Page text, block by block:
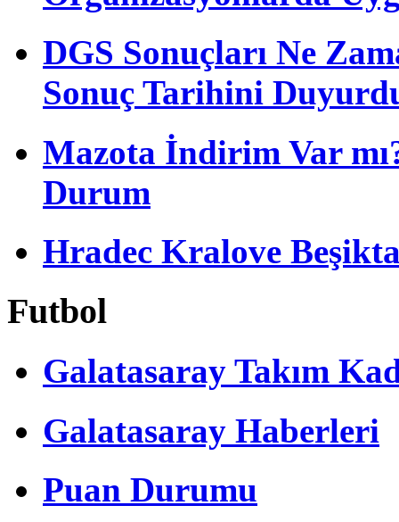
DGS Sonuçları Ne
Sonuç Tarihini
Mazota İndirim Var
Durum
Hradec Kralove
Futbol
Galatasaray Takım
Galatasaray Haberleri
Puan Durumu